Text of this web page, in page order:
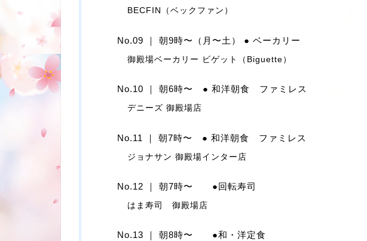
BECFIN（ベックファン）
No.09 ｜ 朝9時〜（月〜土） ● ベーカリー
御殿場ベーカリー ビゲット（Biguette）
No.10 ｜ 朝6時〜 ● 和洋朝食 ファミレス
デニーズ 御殿場店
No.11 ｜ 朝7時〜 ● 和洋朝食 ファミレス
ジョナサン 御殿場インター店
No.12 ｜ 朝7時〜 ●回転寿司
はま寿司 御殿場店
No.13 ｜ 朝8時〜 ●和・洋定食